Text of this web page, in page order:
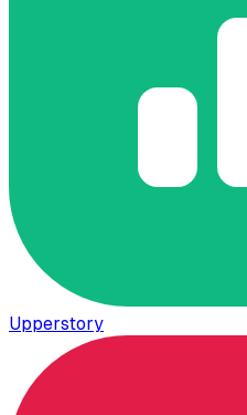
Upperstory